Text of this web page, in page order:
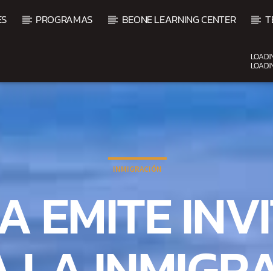
PROGRAMAS BEONE LEARNING CENTER
INMIGRACIÓN
EMITE